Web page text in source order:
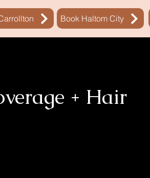
Book Haltom City
+ Hair